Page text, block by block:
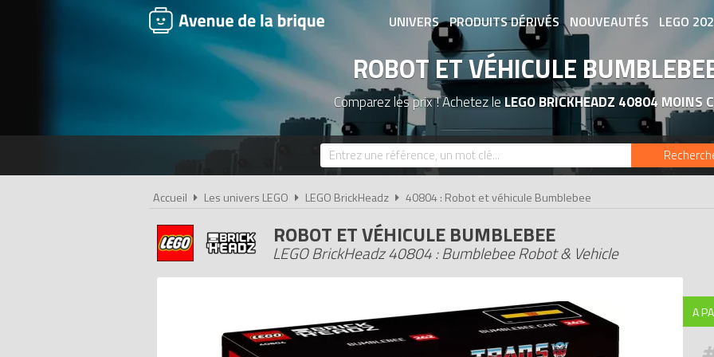
UNIVERS PRODUITS DÉRIVÉS NOUVEAUTÉS LEGO
ASSOCIATIONS DE FANS EXPOSITIONS
ROBOT ET VÉHICULE
Comparez les prix ! Achetez leLEGO BRICKHEADZ 40804 MOINS
Accueil Les univers LEGO LEGO BrickHeadz 40804 : Robot et véhicule Bumblebee
ROBOT ET VÉHICULE BUMBLEBEE
LEGO BrickHeadz 40804 : Bumblebee Robot & Vehicle
A